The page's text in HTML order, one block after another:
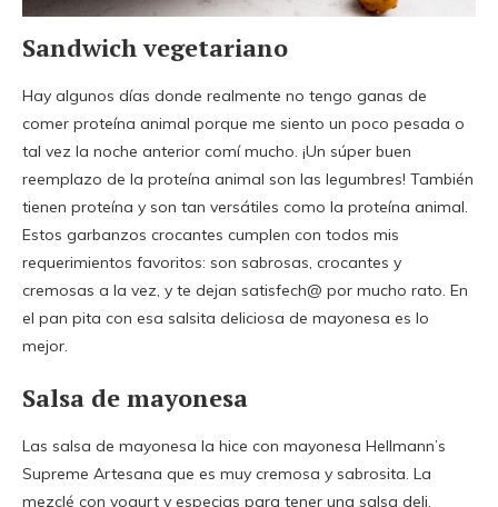
Sandwich vegetariano
Hay algunos días donde realmente no tengo ganas de
comer proteína animal porque me siento un poco pesada o
tal vez la noche anterior comí mucho. ¡Un súper buen
reemplazo de la proteína animal son las legumbres! También
tienen proteína y son tan versátiles como la proteína animal.
Estos garbanzos crocantes cumplen con todos mis
requerimientos favoritos: son sabrosas, crocantes y
cremosas a la vez, y te dejan satisfech@ por mucho rato. En
el pan pita con esa salsita deliciosa de mayonesa es lo
mejor.
Salsa de mayonesa
Las salsa de mayonesa la hice con mayonesa Hellmann’s
Supreme Artesana que es muy cremosa y sabrosita. La
mezclé con yogurt y especias para tener una salsa deli.